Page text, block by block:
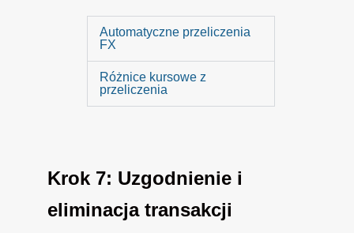
Automatyczne przeliczenia
FX
Różnice kursowe z
przeliczenia
Krok 7: Uzgodnienie i
eliminacja transakcji